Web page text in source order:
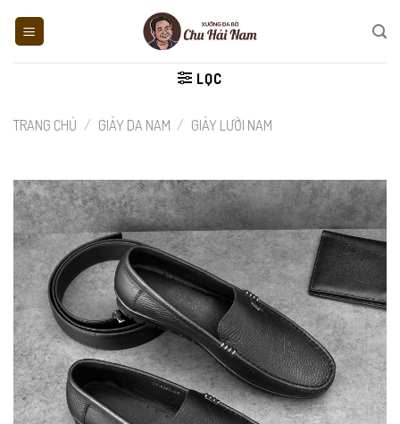
LỌC
TRANG CHỦ / GIÀY DA NAM / GIÀY LƯỜI NAM